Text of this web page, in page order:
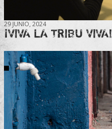
29 JUNIO, 2024
¡VIVA LA TRIBU VIVA!